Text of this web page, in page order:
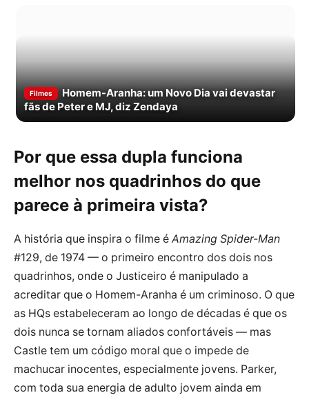
Filmes
Homem-Aranha: um Novo Dia vai devastar
fãs de Peter e MJ, diz Zendaya
Por que essa dupla funciona
melhor nos quadrinhos do que
parece à primeira vista?
A história que inspira o filme é Amazing Spider-Man
#129, de 1974 — o primeiro encontro dos dois nos
quadrinhos, onde o Justiceiro é manipulado a
acreditar que o Homem-Aranha é um criminoso. O que
as HQs estabeleceram ao longo de décadas é que os
dois nunca se tornam aliados confortáveis — mas
Castle tem um código moral que o impede de
machucar inocentes, especialmente jovens. Parker,
com toda sua energia de adulto jovem ainda em